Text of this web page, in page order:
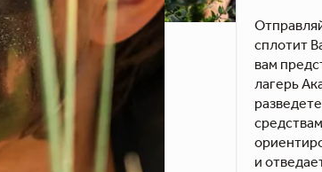
сплотит
вам
лагерь
и